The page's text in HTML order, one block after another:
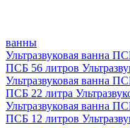
ванны
Ультразвуковая ванна
ПСБ 56 литров
Ультразвуковая ванна
ПСБ 22 литра
Ультразвуковая ванна
ПСБ 12 литров